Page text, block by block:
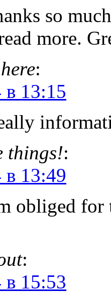
so
more.
:
в 13:15
things!:
в 13:49
obliged for
:
в 15:53